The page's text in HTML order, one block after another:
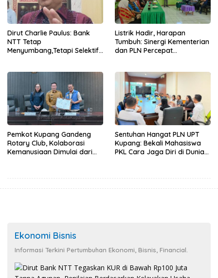
Dirut Charlie Paulus: Bank
NTT Tetap
Menyumbang,Tetapi Selektif
Listrik Hadir, Harapan
Tumbuh: Sinergi Kementerian
dan PLN Percepat
Pemkot Kupang Gandeng
Rotary Club, Kolaborasi
Kemanusiaan Dimulai dari
Sentuhan Hangat PLN UPT
Kupang: Bekali Mahasiswa
PKL Cara Jaga Diri di Dunia
Ekonomi Bisnis
Informasi Terkini Pertumbuhan Ekonomi, Bisnis, Financial.